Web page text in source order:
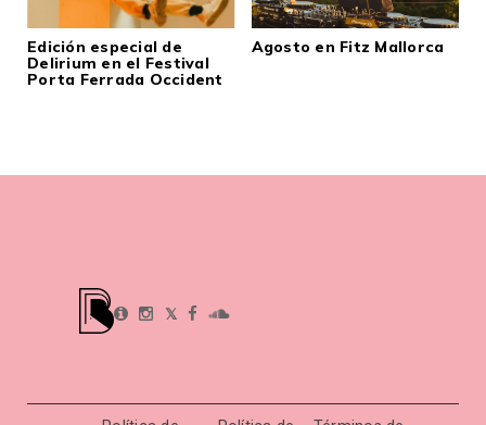
Edición especial de
Delirium en el Festival
Porta Ferrada Occident
Agosto en Fitz Mallorca
𝕏